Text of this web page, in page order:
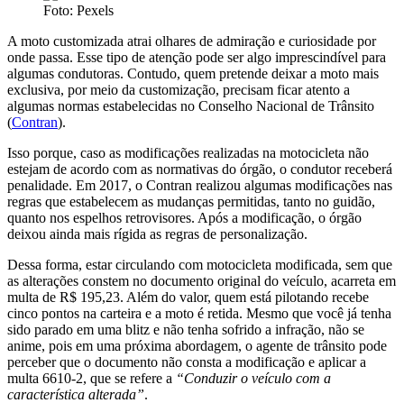
Foto: Pexels
A moto customizada atrai olhares de admiração e curiosidade por
onde passa. Esse tipo de atenção pode ser algo imprescindível para
algumas condutoras. Contudo, quem pretende deixar a moto mais
exclusiva, por meio da customização, precisam ficar atento a
algumas normas estabelecidas no Conselho Nacional de Trânsito
(Contran).
Isso porque, caso as modificações realizadas na motocicleta não
estejam de acordo com as normativas do órgão, o condutor receberá
penalidade. Em 2017, o Contran realizou algumas modificações nas
regras que estabelecem as mudanças permitidas, tanto no guidão,
quanto nos espelhos retrovisores. Após a modificação, o órgão
deixou ainda mais rígida as regras de personalização.
Dessa forma, estar circulando com motocicleta modificada, sem que
as alterações constem no documento original do veículo, acarreta em
multa de R$ 195,23. Além do valor, quem está pilotando recebe
cinco pontos na carteira e a moto é retida. Mesmo que você já tenha
sido parado em uma blitz e não tenha sofrido a infração, não se
anime, pois em uma próxima abordagem, o agente de trânsito pode
perceber que o documento não consta a modificação e aplicar a
multa 6610-2, que se refere a “Conduzir o veículo com a
característica alterada”.